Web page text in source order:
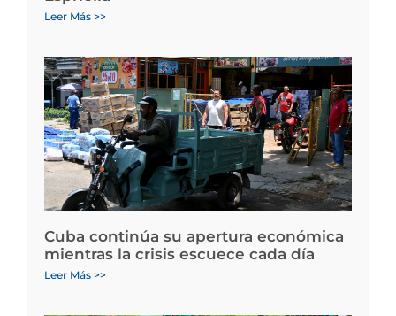
Leer Más >>
Cuba continúa su apertura económica
mientras la crisis escuece cada día
Leer Más >>